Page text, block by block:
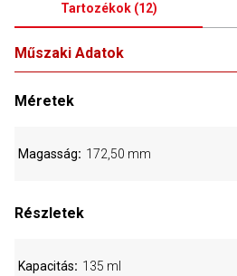
Tartozékok(12)
Műszaki Adatok
Méretek
Magasság 172,50 mm
Részletek
Kapacitás 135 ml